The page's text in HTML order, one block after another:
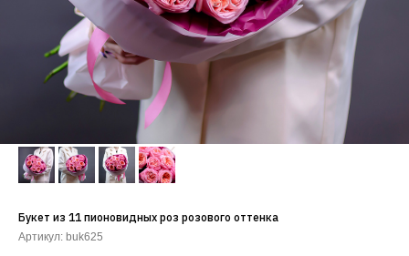
Букет из 11 пионовидных роз розового оттенка
Артикул: buk625